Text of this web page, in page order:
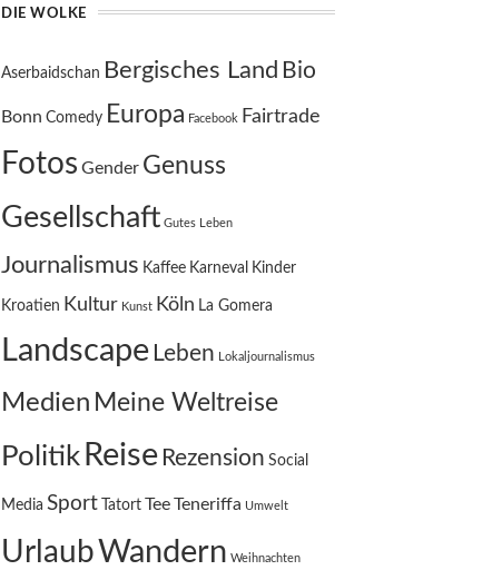
DIE WOLKE
Aserbaidschan Bergisches Land Bio
Bonn Comedy Europa Facebook Fairtrade
Fotos Gender Genuss
Gesellschaft Gutes Leben
Journalismus Kaffee Karneval Kinder
Kroatien Kultur Kunst Köln La Gomera
Landscape Leben Lokaljournalismus
Medien Meine Weltreise
Politik Reise Rezension Social
Media Sport Tatort TeeTeneriffa Umwelt
UrlaubWandern Weihnachten